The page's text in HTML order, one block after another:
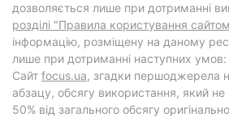
дозволяється лише при дотриманні
розділі "Правила користування
інформацію, розміщену на даному
лише при дотриманні наступних умов:
Cайт focus.ua, згадки першоджерела
абзацу, обсягу використання, який
50% від загального обсягу